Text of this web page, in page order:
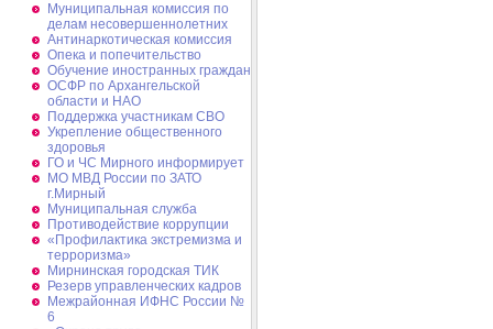
Муниципальная комиссия по
делам несовершеннолетних
Антинаркотическая комиссия
Опека и попечительство
Обучение иностранных граждан
ОСФР по Архангельской
области и НАО
Поддержка участникам СВО
Укрепление общественного
здоровья
ГО и ЧС Мирного информирует
МО МВД России по ЗАТО
г.Мирный
Муниципальная cлужба
Противодействие коррупции
«Профилактика экстремизма и
терроризма»
Мирнинская городская ТИК
Резерв управленческих кадров
Межрайонная ИФНС России №
6